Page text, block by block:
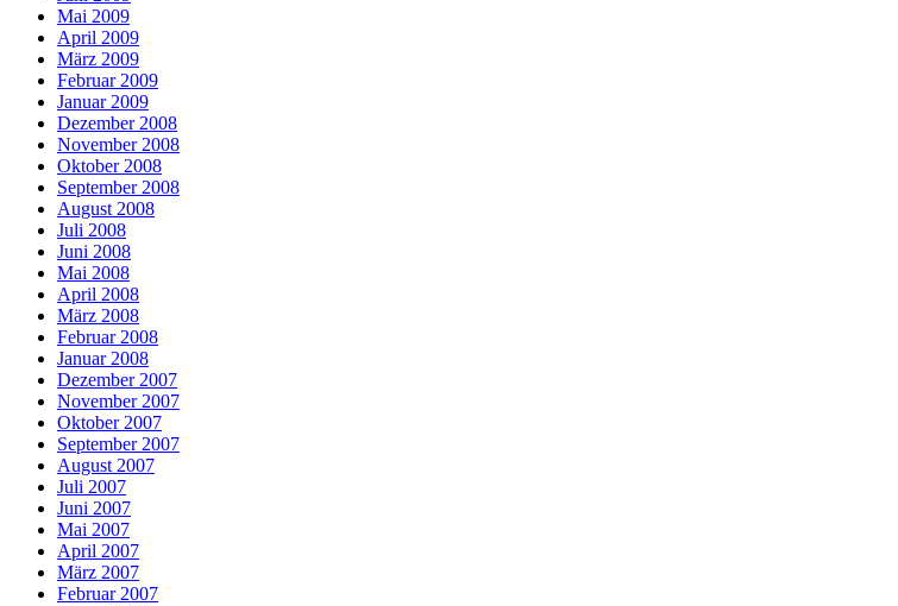
Mai 2009
April 2009
März 2009
Februar 2009
Januar 2009
Dezember 2008
November 2008
Oktober 2008
September 2008
August 2008
Juli 2008
Juni 2008
Mai 2008
April 2008
März 2008
Februar 2008
Januar 2008
Dezember 2007
November 2007
Oktober 2007
September 2007
August 2007
Juli 2007
Juni 2007
Mai 2007
April 2007
März 2007
Februar 2007